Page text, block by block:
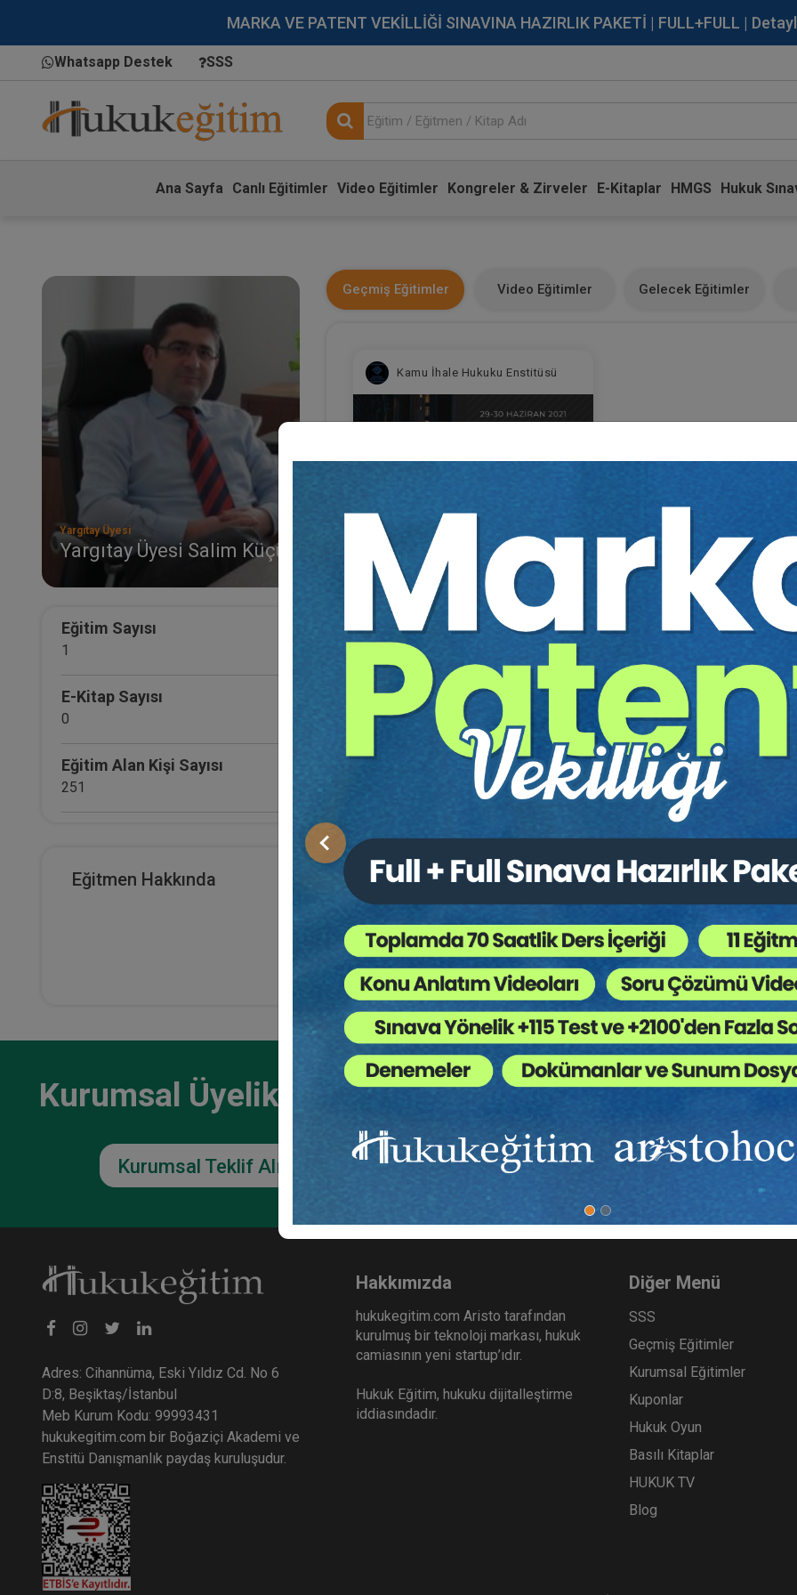
MARKA VE PATENT VEKİLLİĞİ SINAVINA HAZIRLIK PAKETİ | FULL+FULL |
Whatsapp Destek SSS
Ana Sayfa Canlı Eğitimler Video Eğitimler Kongreler & Zirveler E-Kitaplar HMGS Hukuk
Önceki
Yargıtay Üyesi
Yargıtay Üyesi Salim Küçük
Eğitim Sayısı
1
E-Kitap Sayısı
0
Eğitim Alan Kişi Sayısı
251
Geçmiş Eğitimler Video Eğitimler Gelecek Eğitimler
Kamu İhale Hukuku Enstitüsü
III. KAMU İHALE HUKUKU
KONGRESİ
Eğitim Yapıldı Tekrar Talep Et
Eğitmen Hakkında
Kurumsal Üyelikler İçin
Kurumsal Teklif Alın
Ekibinizin hukuk bilgisini yükseltin, kaliteli içeriklerle
Ekibinize, Hukuk Eğitim’in birbirinden kaliteli
sınırsız erişim imkanı sunun.
Adres: Cihannüma, Eski Yıldız Cd. No 6
D:8, Beşiktaş/İstanbul
Meb Kurum Kodu: 99993431
hukukegitim.com bir Boğaziçi Akademi ve
Enstitü Danışmanlık paydaş kuruluşudur.
Hakkımızda
hukukegitim.com Aristo tarafından
kurulmuş bir teknoloji markası, hukuk
camiasının yeni startup’ıdır.
Hukuk Eğitim, hukuku dijitalleştirme
iddiasındadır.
Diğer Menü
SSS
Geçmiş Eğitimler
Kurumsal Eğitimler
Kuponlar
Hukuk Oyun
Basılı Kitaplar
HUKUK TV
Blog